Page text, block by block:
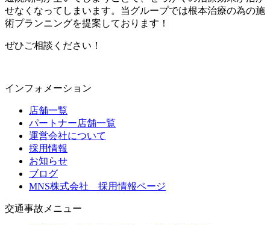
せなくなってしまいます。当グループでは根本治療の為の施
術プランニングを提案しております！
ぜひご相談ください！
インフォメーション
店舗一覧
パートナー店舗一覧
運営会社について
採用情報
お知らせ
ブログ
MNS株式会社 採用情報ページ
交通事故メニュー